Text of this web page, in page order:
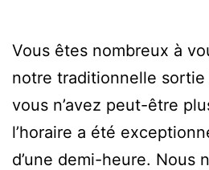
Vous êtes nombreux à
notre traditionnelle sortie
vous n’avez peut-être
l’horaire a été
d’une demi-heure. Nous